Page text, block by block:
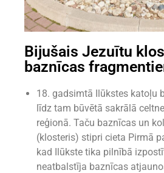
Bijušais Jezuītu
baznīcas
18. gadsimtā Ilūkstes katoļu
līdz tam būvētā sakrālā
reģionā. Taču baznīcas un
(klosteris) stipri cieta Pirmā
kad Ilūkste tika pilnībā
neatbalstīja baznīcas